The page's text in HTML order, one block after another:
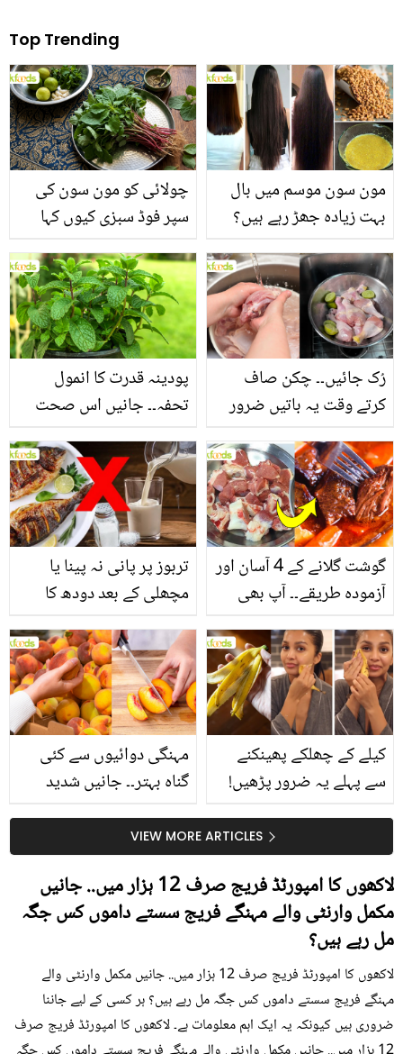
Top Trending
چولائی کو مون سون کی
سپر فوڈ سبزی کیوں کہا
منرلز اور اینٹی آکسیڈنٹس
سے بھرپور اس سبزی کے
فائدے
مون سون موسم میں بال
بہت زیادہ جھڑ رہے ہیں؟
بنانے کے چند قدرتی طریقے
پودینہ قدرت کا انمول
تحفہ۔۔ جانیں اس صحت
انگیز طبی فوائد
رُک جائیں۔۔ چکن صاف
کرتے وقت یہ باتیں ضرور
تربوز پر پانی نہ پینا یا
مچھلی کے بعد دودھ کا
سے متعلق غلط فہمیوں کی
حقیقت کیا ہے اور افواہ
کیا؟
گوشت گلانے کے 4 آسان اور
آزمودہ طریقے۔۔ آپ بھی
بتائے راز
مہنگی دوائیوں سے کئی
گناہ بہتر۔۔ جانیں شدید
کیوں کھانا چاہیے؟
کیلے کے چھلکے پھینکنے
سے پہلے یہ ضرور پڑھیں!
سستا اور قدرتی حلVIEW MORE ARTICLES
لاکھوں کا امپورٹڈ فریج صرف 12 ہزار میں.. جانیں
مکمل وارنٹی والے مہنگے فریج سستے داموں کس جگہ
مل رہے ہیں؟
لاکھوں کا امپورٹڈ فریج صرف 12 ہزار میں.. جانیں مکمل وارنٹی والے
مہنگے فریج سستے داموں کس جگہ مل رہے ہیں؟ ہر کسی کے لیے جاننا
ضروری ہیں کیونکہ یہ ایک اہم معلومات ہے۔ لاکھوں کا امپورٹڈ فریج صرف